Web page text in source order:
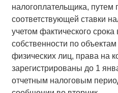
налогоплательщика, путем
соответствующей ставки
учетом фактического
собственности по
физических лиц, права на
зарегистрированы до 1
отчетным налоговым